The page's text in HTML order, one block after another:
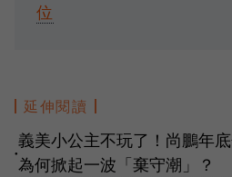
位
延伸閱讀
●
義美小公主不玩了！尚鵬年
為何掀起一波「棄守潮」？